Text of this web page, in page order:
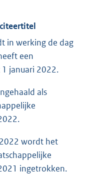
in werking de dag
een
januari 2022.
als
wordt het
ingetrokken.